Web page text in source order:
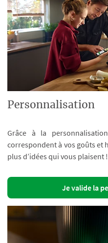
Personnalisation
Grâce à la
correspondent à vos goûts et
plus d’idées qui vous plaisent !
Je valide la